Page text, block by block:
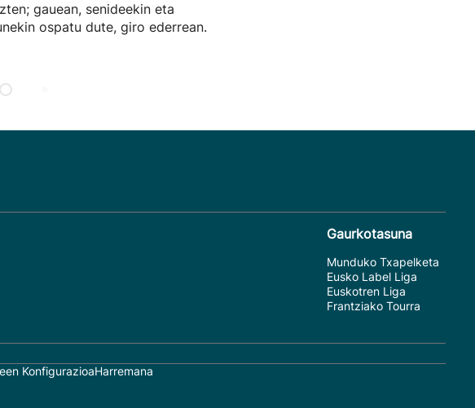
gauean, senideekin eta
ospatu dute, giro ederrean.
Gaurkotasuna
Munduko Txapelketa
Eusko Label Liga
Euskotren Liga
Frantziako Tourra
KonfigurazioaHarremana